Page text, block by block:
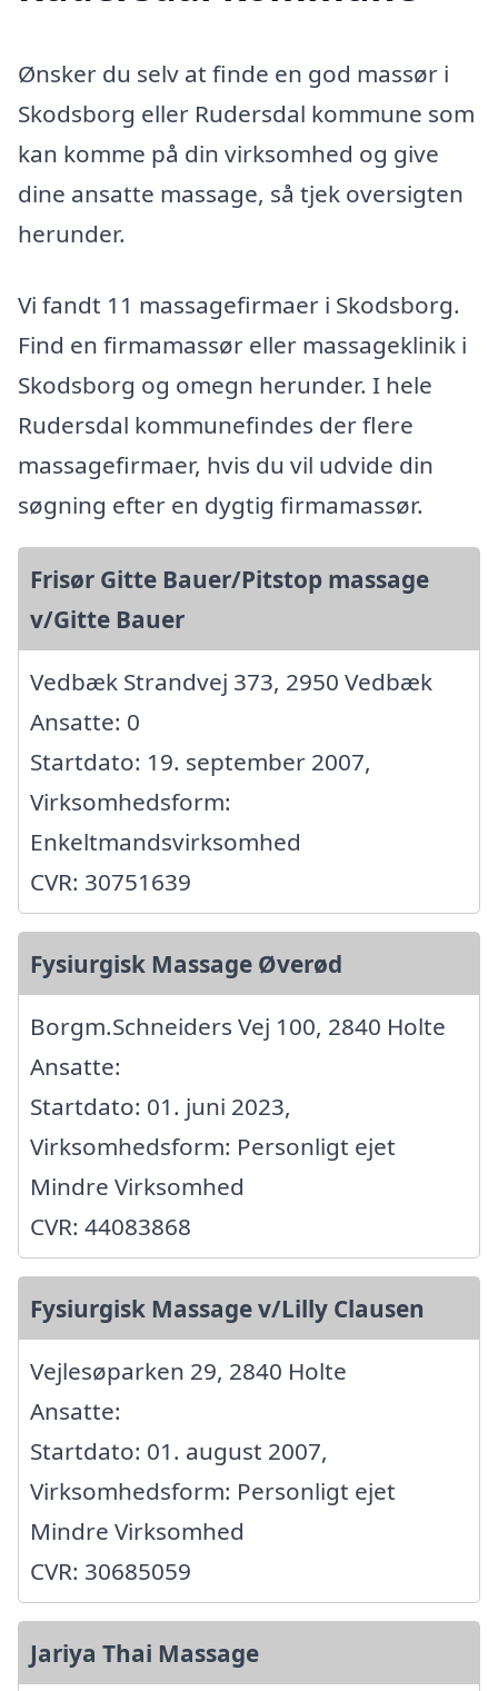
Ønsker du selv at finde en god massør i
Skodsborg eller Rudersdal kommune som
kan komme på din virksomhed og give
dine ansatte massage, så tjek oversigten
herunder.
Vi fandt 11 massagefirmaer i Skodsborg.
Find en firmamassør eller massageklinik i
Skodsborg og omegn herunder. I hele
Rudersdal kommunefindes der flere
massagefirmaer, hvis du vil udvide din
søgning efter en dygtig firmamassør.
Frisør Gitte Bauer/Pitstop massage
v/Gitte Bauer
Vedbæk Strandvej 373, 2950 Vedbæk
Ansatte: 0
Startdato: 19. september 2007,
Virksomhedsform:
Enkeltmandsvirksomhed
CVR: 30751639
Fysiurgisk Massage Øverød
Borgm.Schneiders Vej 100, 2840 Holte
Ansatte:
Startdato: 01. juni 2023,
Virksomhedsform: Personligt ejet
Mindre Virksomhed
CVR: 44083868
Fysiurgisk Massage v/Lilly Clausen
Vejlesøparken 29, 2840 Holte
Ansatte:
Startdato: 01. august 2007,
Virksomhedsform: Personligt ejet
Mindre Virksomhed
CVR: 30685059
Jariya Thai Massage